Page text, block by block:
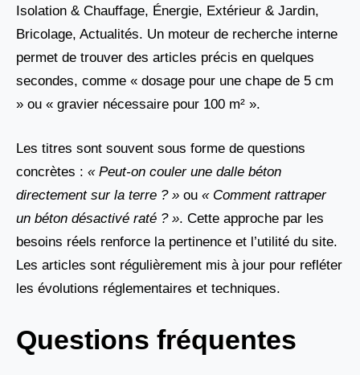
Isolation & Chauffage, Énergie, Extérieur & Jardin,
Bricolage, Actualités. Un moteur de recherche interne
permet de trouver des articles précis en quelques
secondes, comme « dosage pour une chape de 5 cm
» ou « gravier nécessaire pour 100 m² ».
Les titres sont souvent sous forme de questions
concrètes : « Peut-on couler une dalle béton
directement sur la terre ? » ou « Comment rattraper
un béton désactivé raté ? ». Cette approche par les
besoins réels renforce la pertinence et l’utilité du site.
Les articles sont régulièrement mis à jour pour refléter
les évolutions réglementaires et techniques.
Questions fréquentes